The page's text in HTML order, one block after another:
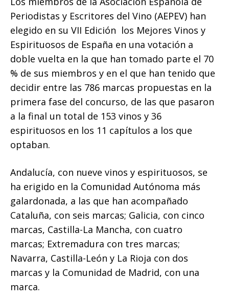
Periodistas y Escritores del Vino (AEPEV) han
elegido en su VII Edición los Mejores Vinos y
Espirituosos de España en una votación a
doble vuelta en la que han tomado parte el 70
% de sus miembros y en el que han tenido que
decidir entre las 786 marcas propuestas en la
primera fase del concurso, de las que pasaron
a la final un total de 153 vinos y 36
espirituosos en los 11 capítulos a los que
optaban.
Andalucía, con nueve vinos y espirituosos, se
ha erigido en la Comunidad Autónoma más
galardonada, a las que han acompañado
Cataluña, con seis marcas; Galicia, con cinco
marcas, Castilla-La Mancha, con cuatro
marcas; Extremadura con tres marcas;
Navarra, Castilla-León y La Rioja con dos
marcas y la Comunidad de Madrid, con una
marca.